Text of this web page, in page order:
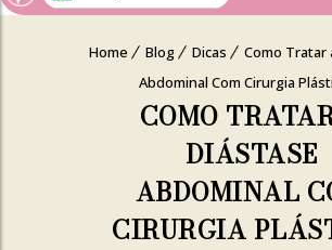
Home Blog Dicas
Como Tratar
Abdominal Com Cirurgia
COMO
DIÁSTASE
ABDOMINAL
CIRURGIA